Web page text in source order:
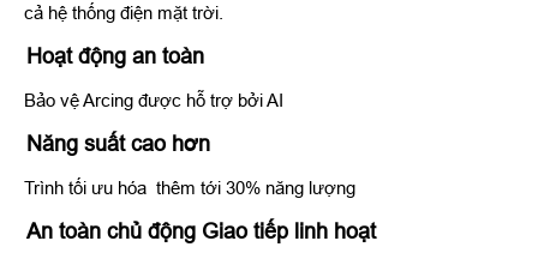
cả hệ thống điện mặt trời.
Hoạt động an toàn
Bảo vệ Arcing được hỗ trợ bởi AI
Năng suất cao hơn
Trình tối ưu hóa thêm tới 30% năng lượng
An toàn chủ động Giao tiếp linh hoạt